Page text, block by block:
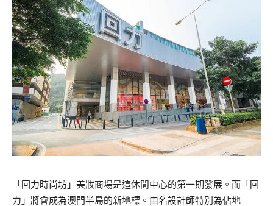
「回力時尚坊」美妝商場是這休閒中心的第一期發展。 而「回
力」將會成為澳門半島的新地標 。由名設計師特別為佔地